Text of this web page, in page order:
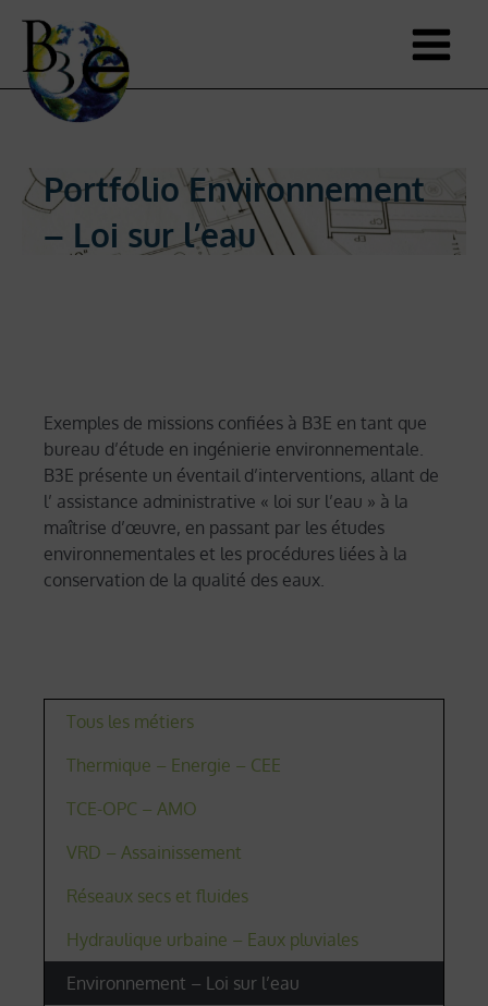
Portfolio Environnement
– Loi sur l’eau
Exemples de missions confiées à B3E en tant que
bureau d’étude en ingénierie environnementale.
B3E présente un éventail d’interventions, allant de
l’ assistance administrative « loi sur l’eau » à la
maîtrise d’œuvre, en passant par les études
environnementales et les procédures liées à la
conservation de la qualité des eaux.
Tous les métiers
Thermique – Energie – CEE
TCE-OPC – AMO
VRD – Assainissement
Réseaux secs et fluides
Hydraulique urbaine – Eaux pluviales
Environnement – Loi sur l’eau